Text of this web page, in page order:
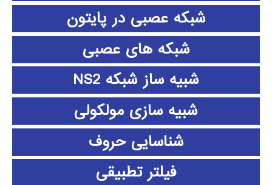
شبکه عصبی در پایتون
شبکه های عصبی
شبیه ساز شبکه NS2
شبیه سازی مولکولی
شناسایی حروف
فیلتر تطبیقی